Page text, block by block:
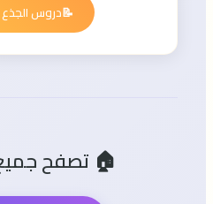
📝دروس
🏠 تصفح